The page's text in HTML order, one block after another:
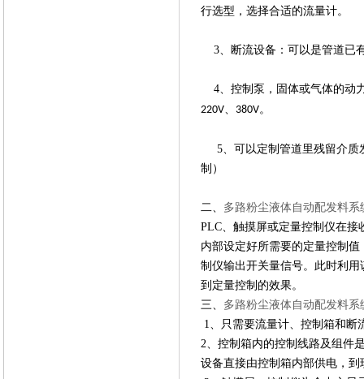
行选型，选择合适的流量计。
3、断流设备：可以是管道已
4、控制泵，固体或气体的动
220V、 380V。
5、可以定制管道里残留介
制）
二、 多路粉尘液体自动配发料系
PLC、触摸屏或定量控制仪在
内部设定好所需要的定量控制
制仪输出开关量信号。此时利
到定量控制的效果。
三、 多路粉尘液体自动配发料系
1、只需要流量计、控制箱和断
2、控制箱内的控制线路及组件
设备直接由控制箱内部供电，